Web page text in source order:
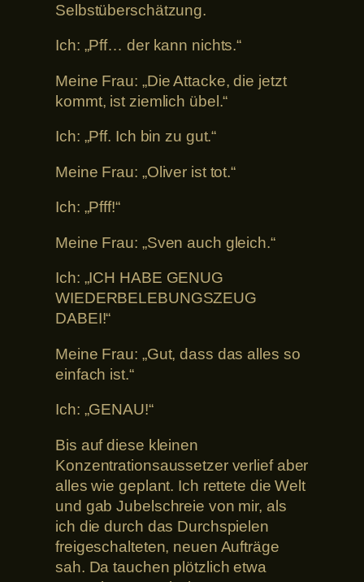
Selbstüberschätzung.
Ich: „Pff… der kann nichts.“
Meine Frau: „Die Attacke, die jetzt
kommt, ist ziemlich übel.“
Ich: „Pff. Ich bin zu gut.“
Meine Frau: „Oliver ist tot.“
Ich: „Pfff!“
Meine Frau: „Sven auch gleich.“
Ich: „ICH HABE GENUG
WIEDERBELEBUNGSZEUG
DABEI!“
Meine Frau: „Gut, dass das alles so
einfach ist.“
Ich: „GENAU!“
Bis auf diese kleinen
Konzentrationsaussetzer verlief aber
alles wie geplant. Ich rettete die Welt
und gab Jubelschreie von mir, als
ich die durch das Durchspielen
freigeschalteten, neuen Aufträge
sah. Da tauchen plötzlich etwa